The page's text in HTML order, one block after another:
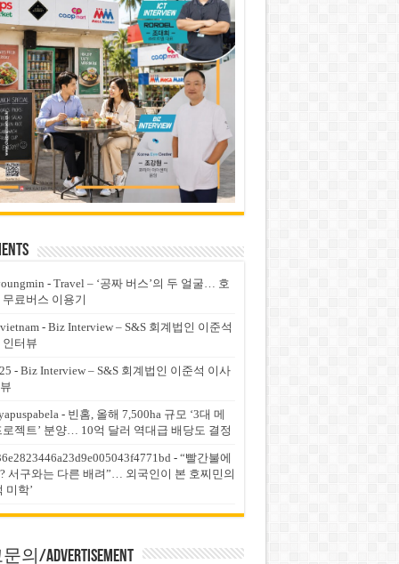
- Travel – ‘공짜 버스’의 두 얼굴… 호
료버스 이용기
- Biz Interview – S&S 회계법인 이준석
터뷰
- Biz Interview – S&S 회계법인 이준석 이사
- 빈홈, 올해 7,500ha 규모 ‘3대 메
로젝트’ 분양… 10억 달러 역대급 배당도 결정
- “빨간불에
서구와는 다른 배려”… 외국인이 본 호찌민의
미학’
의/Advertisement